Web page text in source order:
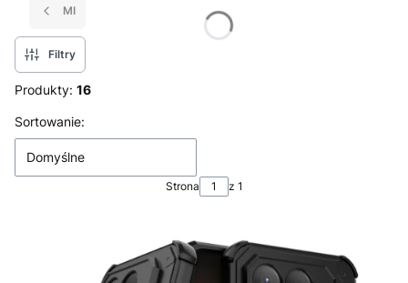
MI
Filtry
Produkty: 16
Lista produktów
Sortowanie:
Domyślne
Strona z 1